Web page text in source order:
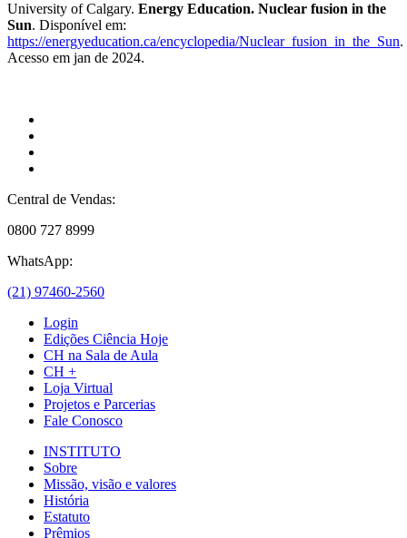
University of Calgary. Energy Education. Nuclear fusion in the
Sun. Disponível em:
https://energyeducation.ca/encyclopedia/Nuclear_fusion_in_the_Sun.
Acesso em jan de 2024.
Central de Vendas:
0800 727 8999
WhatsApp:
(21) 97460-2560
Login
Edições Ciência Hoje
CH na Sala de Aula
CH +
Loja Virtual
Projetos e Parcerias
Fale Conosco
INSTITUTO
Sobre
Missão, visão e valores
História
Estatuto
Prêmios